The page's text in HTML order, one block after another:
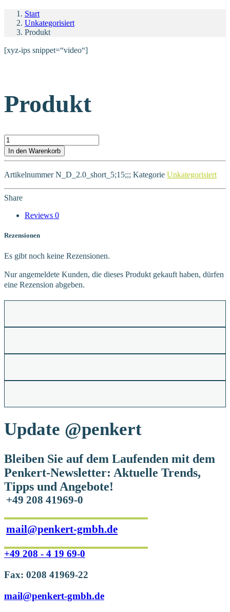
Start
Unkategorisiert
Produkt
[xyz-ips snippet=“video“]
Produkt
Produkt Menge
In den Warenkorb
Artikelnummer N_D_2.0_short_5;15;;; Kategorie Unkategorisiert
Share
Reviews 0
Rezensionen
Es gibt noch keine Rezensionen.
Nur angemeldete Kunden, die dieses Produkt gekauft haben, dürfen
eine Rezension abgeben.
Update @penkert
Bleiben Sie auf dem Laufenden mit dem
Penkert-Newsletter: Aktuelle Trends,
Tipps und Angebote!
+49 208 41969-0
mail@penkert-gmbh.de
+49 208 - 4 19 69-0
Fax: 0208 41969-22
mail@penkert-gmbh.de